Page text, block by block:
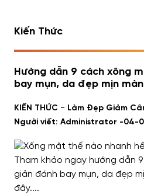
Kiến Thức
Hướng dẫn 9 cách xông
bay mụn, da đẹp mịn
KIẾN THỨC - Làm Đẹp Giảm
Người viết: Administrator -04-